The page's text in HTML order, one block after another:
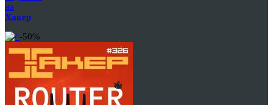
на
Хакер
-50%